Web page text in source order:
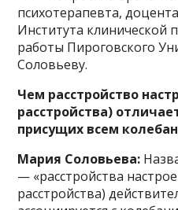
психотерапевта,
Института клинической
работы Пироговского
Соловьеву.
Чем расстройство
расстройства)
присущих всем
Мария Соловьева:
— «расстройства
расстройства)